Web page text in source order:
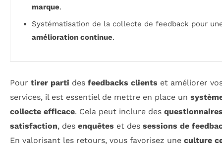
marque.
Systématisation de la collecte de feedback pour
amélioration continue.
Pour tirer parti des feedbacks clients et améliorer
services, il est essentiel de mettre en place un
collecte efficace. Cela peut inclure des
satisfaction, des enquêtes et des sessions de
En valorisant les retours, vous favorisez une culture